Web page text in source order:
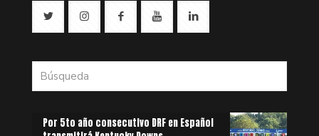
Por 5to año consecutivo DRF en Español